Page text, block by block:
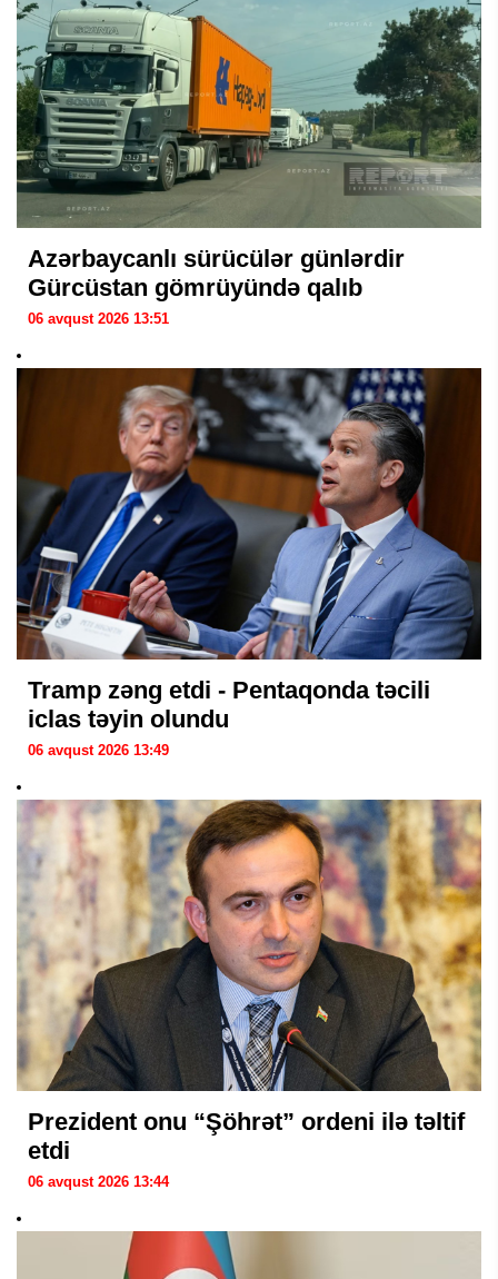
Azərbaycanlı sürücülər günlərdir
Gürcüstan gömrüyündə qalıb
06 avqust 2026 13:51
Tramp zəng etdi - Pentaqonda təcili
iclas təyin olundu
06 avqust 2026 13:49
Prezident onu “Şöhrət” ordeni ilə təltif
etdi
06 avqust 2026 13:44